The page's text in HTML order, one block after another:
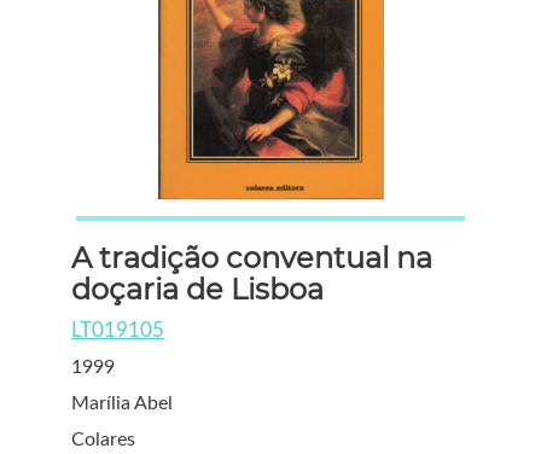
A tradição conventual na
doçaria de Lisboa
LT019105
1999
Marília Abel
Colares